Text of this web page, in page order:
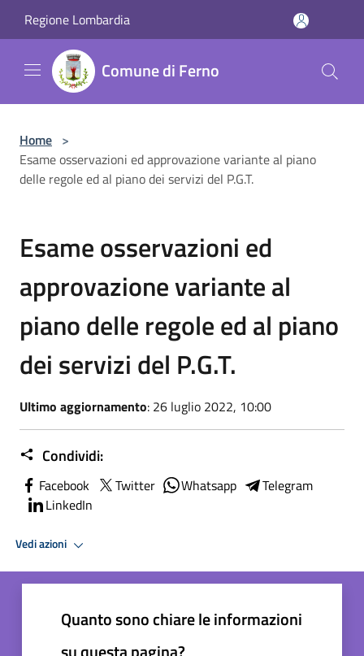
Regione Lombardia
Comune di Ferno
Home >
Esame osservazioni ed approvazione variante al piano
delle regole ed al piano dei servizi del P.G.T.
Esame osservazioni ed
approvazione variante al
piano delle regole ed al piano
dei servizi del P.G.T.
Ultimo aggiornamento: 26 luglio 2022, 10:00
Condividi:
Facebook Twitter Whatsapp
Telegram
LinkedIn
Vedi azioni
Quanto sono chiare le informazioni